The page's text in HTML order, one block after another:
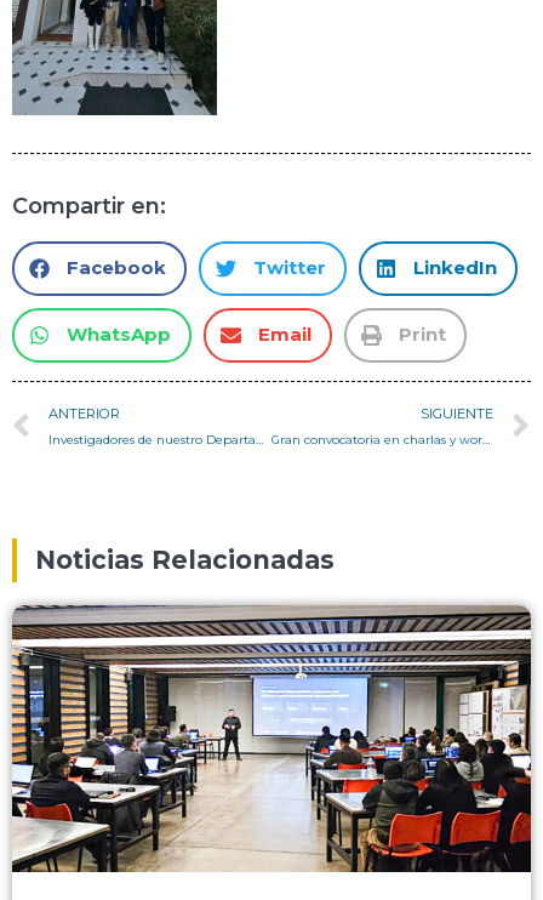
Compartir en:
Facebook Twitter LinkedIn
WhatsApp Email Print
ANTERIOR SIGUIENTE
Gran convocatoria en charlas y workshop organizado por el Área de Robots en Arquitectura
Noticias Relacionadas